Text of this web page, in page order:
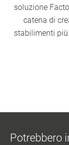
soluzione
catena di
stabilimenti
Potrebbero